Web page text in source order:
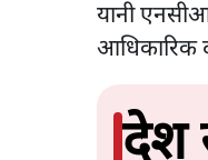
यानी
आधिकारिक